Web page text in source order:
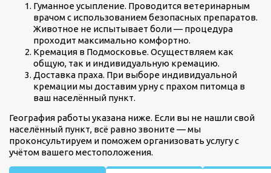
Гуманное усыпление. Проводится ветеринарным
врачом с использованием безопасных препаратов.
Животное не испытывает боли — процедура
проходит максимально комфортно.
Кремация в Подмосковье. Осуществляем как
общую, так и индивидуальную кремацию.
Доставка праха. При выборе индивидуальной
кремации мы доставим урну с прахом питомца в
ваш населённый пункт.
География работы указана ниже. Если вы не нашли свой
населённый пункт, всё равно звоните — мы
проконсультируем и поможем организовать услугу с
учётом вашего местоположения.